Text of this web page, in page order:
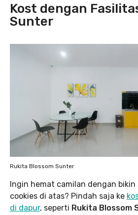
Kost dengan
Sunter
Rukita Blossom Sunter
Ingin hemat camilan dengan bikin
cookies di atas? Pindah saja ke
di dapur, seperti Rukita Blossom